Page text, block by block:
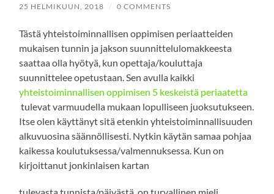
25 HELMIKUUN, 2018 / 0 COMMENTS
Tästä yhteistoiminnallisen oppimisen periaatteiden
mukaisen tunnin ja jakson suunnittelulomakkeesta
saattaa olla hyötyä, kun opettaja/kouluttaja
suunnittelee opetustaan. Sen avulla kaikki
yhteistoiminnallisen oppimisen 5 keskeistä periaatetta
tulevat varmuudella mukaan lopulliseen juoksutukseen.
Itse olen käyttänyt sitä etenkin yhteistoiminnallisuuden
alkuvuosina säännöllisesti. Nytkin käytän samaa pohjaa
kaikessa koulutuksessa/valmennuksessa. Kun on
kirjoittanut jonkinlaisen kartan
tulevasta tunnista/päivästä, on turvallinen mieli